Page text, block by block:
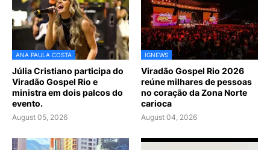
ANA PAULA COSTA
Júlia Cristiano participa do
Viradão Gospel Rio e
ministra em dois palcos do
evento.
August 05, 2026
IGNEWS
Viradão Gospel Rio 2026
reúne milhares de pessoas
no coração da Zona Norte
carioca
August 04, 2026